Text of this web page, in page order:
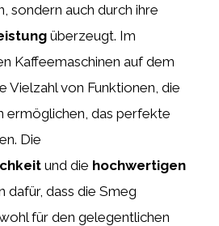
sondern auch durch ihre
überzeugt. Im
Kaffeemaschinen auf dem
Vielzahl von Funktionen, die
ermöglichen, das perfekte
Die
und die hochwertigen
dafür, dass die Smeg
für den gelegentlichen